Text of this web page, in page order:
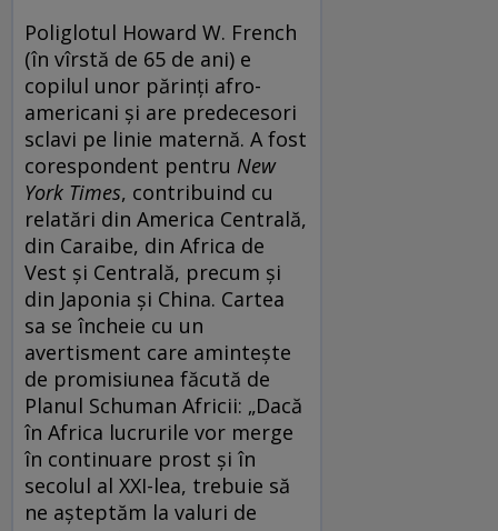
Poliglotul Howard W. French
(în vîrstă de 65 de ani) e
copilul unor părinți afro-
americani și are predecesori
sclavi pe linie maternă. A fost
corespondent pentru New
York Times, contribuind cu
relatări din America Centrală,
din Caraibe, din Africa de
Vest și Centrală, precum și
din Japonia și China. Cartea
sa se încheie cu un
avertisment care amintește
de promisiunea făcută de
Planul Schuman Africii: „Dacă
în Africa lucrurile vor merge
în continuare prost și în
secolul al XXI-lea, trebuie să
ne așteptăm la valuri de